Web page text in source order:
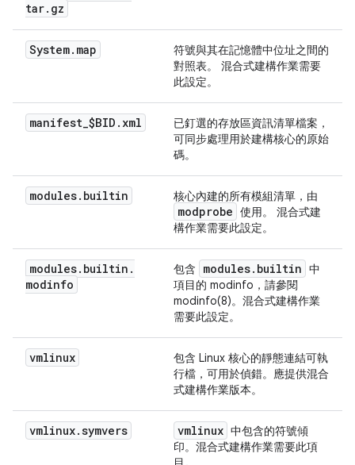
tar. gz
System. map
符號與其在記憶體中位址之間的
對照表。 混合式建構作業需要
此設定。
manifest_$BID . xml
已釘選的存放區資訊清單檔案，
可同步處理用於建構核心的原始
碼。
modules. builtin 核心內建的所有模組清單，由
modprobe 使用。 混合式建
構作業需要此設定。
modules. builtin .
modinfo
包含 modules. builtin 中
項目的 modinfo，請參閱
modinfo(8)。混合式建構作業
需要此設定。
vmlinux
包含 Linux 核心的靜態連結可執
行檔，可用於偵錯。應提供混合
式建構作業版本。
vmlinux.symvers vmlinux 中包含的符號傾
印。混合式建構作業需要此項